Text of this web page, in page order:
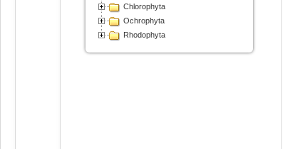
Chlorophyta
Ochrophyta
Rhodophyta